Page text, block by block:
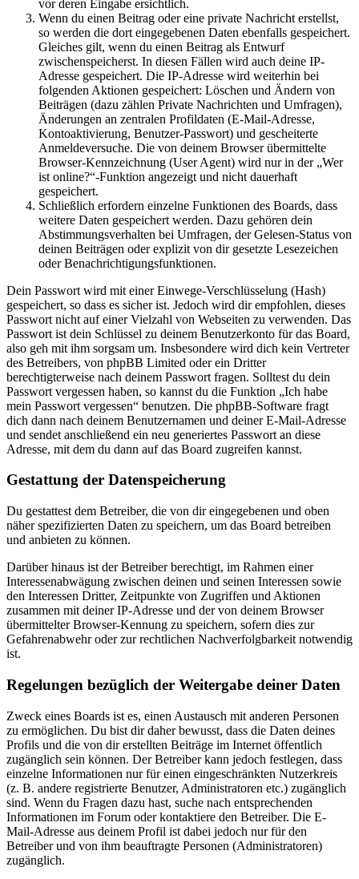
vor deren Eingabe ersichtlich.
Wenn du einen Beitrag oder eine private Nachricht erstellst,
so werden die dort eingegebenen Daten ebenfalls gespeichert.
Gleiches gilt, wenn du einen Beitrag als Entwurf
zwischenspeicherst. In diesen Fällen wird auch deine IP-
Adresse gespeichert. Die IP-Adresse wird weiterhin bei
folgenden Aktionen gespeichert: Löschen und Ändern von
Beiträgen (dazu zählen Private Nachrichten und Umfragen),
Änderungen an zentralen Profildaten (E-Mail-Adresse,
Kontoaktivierung, Benutzer-Passwort) und gescheiterte
Anmeldeversuche. Die von deinem Browser übermittelte
Browser-Kennzeichnung (User Agent) wird nur in der „Wer
ist online?“-Funktion angezeigt und nicht dauerhaft
gespeichert.
Schließlich erfordern einzelne Funktionen des Boards, dass
weitere Daten gespeichert werden. Dazu gehören dein
Abstimmungsverhalten bei Umfragen, der Gelesen-Status von
deinen Beiträgen oder explizit von dir gesetzte Lesezeichen
oder Benachrichtigungsfunktionen.
Dein Passwort wird mit einer Einwege-Verschlüsselung (Hash)
gespeichert, so dass es sicher ist. Jedoch wird dir empfohlen, dieses
Passwort nicht auf einer Vielzahl von Webseiten zu verwenden. Das
Passwort ist dein Schlüssel zu deinem Benutzerkonto für das Board,
also geh mit ihm sorgsam um. Insbesondere wird dich kein Vertreter
des Betreibers, von phpBB Limited oder ein Dritter
berechtigterweise nach deinem Passwort fragen. Solltest du dein
Passwort vergessen haben, so kannst du die Funktion „Ich habe
mein Passwort vergessen“ benutzen. Die phpBB-Software fragt
dich dann nach deinem Benutzernamen und deiner E-Mail-Adresse
und sendet anschließend ein neu generiertes Passwort an diese
Adresse, mit dem du dann auf das Board zugreifen kannst.
Gestattung der Datenspeicherung
Du gestattest dem Betreiber, die von dir eingegebenen und oben
näher spezifizierten Daten zu speichern, um das Board betreiben
und anbieten zu können.
Darüber hinaus ist der Betreiber berechtigt, im Rahmen einer
Interessenabwägung zwischen deinen und seinen Interessen sowie
den Interessen Dritter, Zeitpunkte von Zugriffen und Aktionen
zusammen mit deiner IP-Adresse und der von deinem Browser
übermittelter Browser-Kennung zu speichern, sofern dies zur
Gefahrenabwehr oder zur rechtlichen Nachverfolgbarkeit notwendig
ist.
Regelungen bezüglich der Weitergabe deiner Daten
Zweck eines Boards ist es, einen Austausch mit anderen Personen
zu ermöglichen. Du bist dir daher bewusst, dass die Daten deines
Profils und die von dir erstellten Beiträge im Internet öffentlich
zugänglich sein können. Der Betreiber kann jedoch festlegen, dass
einzelne Informationen nur für einen eingeschränkten Nutzerkreis
(z. B. andere registrierte Benutzer, Administratoren etc.) zugänglich
sind. Wenn du Fragen dazu hast, suche nach entsprechenden
Informationen im Forum oder kontaktiere den Betreiber. Die E-
Mail-Adresse aus deinem Profil ist dabei jedoch nur für den
Betreiber und von ihm beauftragte Personen (Administratoren)
zugänglich.